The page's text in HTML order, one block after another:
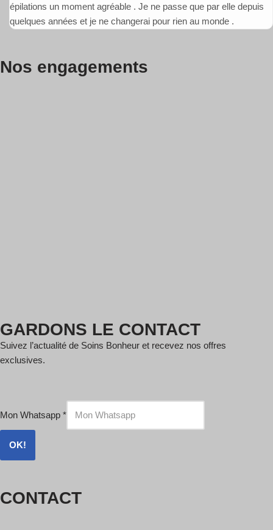
épilations un moment agréable . Je ne passe que par elle depuis
quelques années et je ne changerai pour rien au monde .
Nos engagements
GARDONS LE CONTACT
Suivez l’actualité de Soins Bonheur et recevez nos offres
exclusives.
Mon Whatsapp *
OK!
CONTACT